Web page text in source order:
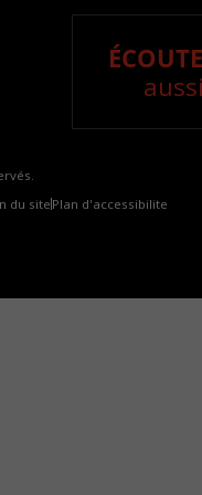
du site Plan d'accessibilite